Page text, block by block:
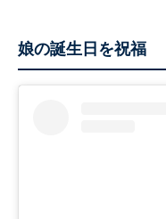
娘の誕生日を祝福